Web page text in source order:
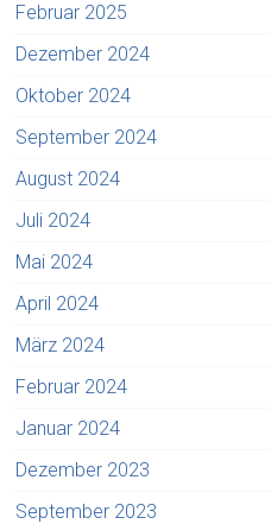
Februar 2025
Dezember 2024
Oktober 2024
September 2024
August 2024
Juli 2024
Mai 2024
April 2024
März 2024
Februar 2024
Januar 2024
Dezember 2023
September 2023